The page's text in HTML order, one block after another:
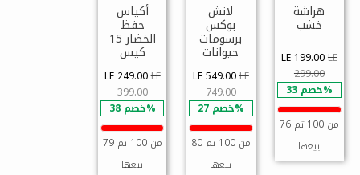
هراشة
خشب
LE 199.00LE
299.00
خصم 33%
76 من 100 تم
بيعها
لانش
بوكس
برسومات
حيوانات
LE 549.00LE
749.00
خصم 27%
80 من 100 تم
بيعها
أكياس
حفظ
الخضار 15
كيس
LE 249.00LE
399.00
خصم 38%
79 من 100 تم
بيعها